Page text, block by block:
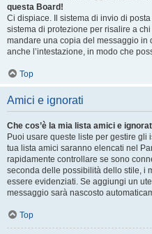
questa Board!
Ci dispiace. Il sistema di invio di
sistema di protezione per risalire a
mandare una copia del messaggio in
anche l’intestazione, in modo che
Top
Amici e ignorati
Che cos’è la mia lista amici e
Puoi usare queste liste per gestire
tua lista amici saranno elencati nel
rapidamente controllare se sono
seconda delle possibilità dello stile, i
essere evidenziati. Se aggiungi un
messaggio sarà nascosto
Top